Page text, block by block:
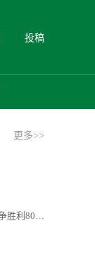
投稿
更多>>
纪念中国人民抗日战争暨世界反法西斯战争胜利80周年